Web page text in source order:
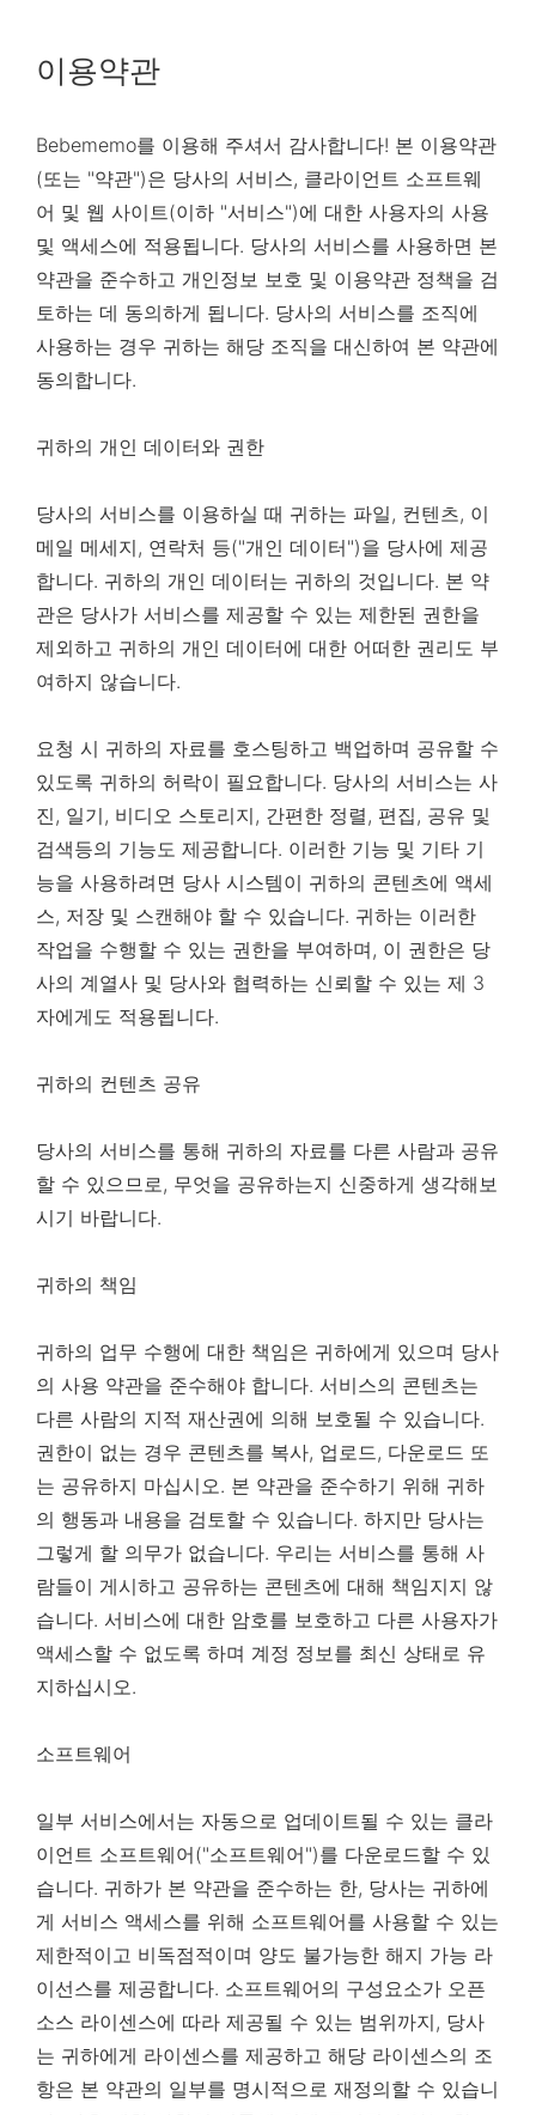
이용약관
Bebememo를 이용해 주셔서 감사합니다! 본 이용약관
(또는 "약관")은 당사의 서비스, 클라이언트 소프트웨
어 및 웹 사이트(이하 "서비스")에 대한 사용자의 사용
및 액세스에 적용됩니다. 당사의 서비스를 사용하면 본
약관을 준수하고 개인정보 보호 및 이용약관 정책을 검
토하는 데 동의하게 됩니다. 당사의 서비스를 조직에
사용하는 경우 귀하는 해당 조직을 대신하여 본 약관에
동의합니다.
귀하의 개인 데이터와 권한
당사의 서비스를 이용하실 때 귀하는 파일, 컨텐츠, 이
메일 메세지, 연락처 등("개인 데이터")을 당사에 제공
합니다. 귀하의 개인 데이터는 귀하의 것입니다. 본 약
관은 당사가 서비스를 제공할 수 있는 제한된 권한을
제외하고 귀하의 개인 데이터에 대한 어떠한 권리도 부
여하지 않습니다.
요청 시 귀하의 자료를 호스팅하고 백업하며 공유할 수
있도록 귀하의 허락이 필요합니다. 당사의 서비스는 사
진, 일기, 비디오 스토리지, 간편한 정렬, 편집, 공유 및
검색등의 기능도 제공합니다. 이러한 기능 및 기타 기
능을 사용하려면 당사 시스템이 귀하의 콘텐츠에 액세
스, 저장 및 스캔해야 할 수 있습니다. 귀하는 이러한
작업을 수행할 수 있는 권한을 부여하며, 이 권한은 당
사의 계열사 및 당사와 협력하는 신뢰할 수 있는 제 3
자에게도 적용됩니다.
귀하의 컨텐츠 공유
당사의 서비스를 통해 귀하의 자료를 다른 사람과 공유
할 수 있으므로, 무엇을 공유하는지 신중하게 생각해보
시기 바랍니다.
귀하의 책임
귀하의 업무 수행에 대한 책임은 귀하에게 있으며 당사
의 사용 약관을 준수해야 합니다. 서비스의 콘텐츠는
다른 사람의 지적 재산권에 의해 보호될 수 있습니다.
권한이 없는 경우 콘텐츠를 복사, 업로드, 다운로드 또
는 공유하지 마십시오. 본 약관을 준수하기 위해 귀하
의 행동과 내용을 검토할 수 있습니다. 하지만 당사는
그렇게 할 의무가 없습니다. 우리는 서비스를 통해 사
람들이 게시하고 공유하는 콘텐츠에 대해 책임지지 않
습니다. 서비스에 대한 암호를 보호하고 다른 사용자가
액세스할 수 없도록 하며 계정 정보를 최신 상태로 유
지하십시오.
소프트웨어
일부 서비스에서는 자동으로 업데이트될 수 있는 클라
이언트 소프트웨어("소프트웨어")를 다운로드할 수 있
습니다. 귀하가 본 약관을 준수하는 한, 당사는 귀하에
게 서비스 액세스를 위해 소프트웨어를 사용할 수 있는
제한적이고 비독점적이며 양도 불가능한 해지 가능 라
이선스를 제공합니다. 소프트웨어의 구성요소가 오픈
소스 라이센스에 따라 제공될 수 있는 범위까지, 당사
는 귀하에게 라이센스를 제공하고 해당 라이센스의 조
항은 본 약관의 일부를 명시적으로 재정의할 수 있습니